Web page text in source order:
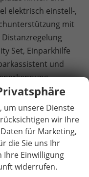
elektrisch einstell-,
mit
Set, Einparkhilfe
und
""Front
/
um unsere Dienste
wir Ihre
für Marketing,
die Sie uns Ihr
Ihre Einwilligung
widerrufen.